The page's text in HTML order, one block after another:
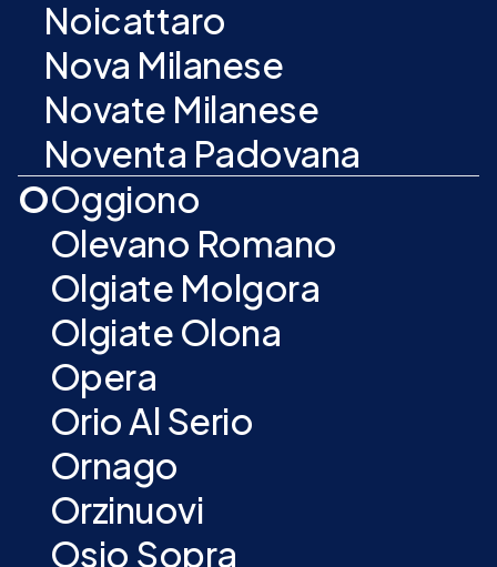
Noicattaro
Nova Milanese
Novate Milanese
Noventa Padovana
OOggiono
Olevano Romano
Olgiate Molgora
Olgiate Olona
Opera
Orio Al Serio
Ornago
Orzinuovi
Osio Sopra